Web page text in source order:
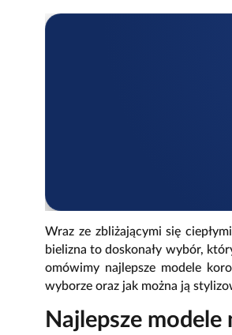
Wraz ze zbliżającymi się
bielizna to doskonały wybór,
omówimy najlepsze modele
wyborze oraz jak można ją
Najlepsze modele